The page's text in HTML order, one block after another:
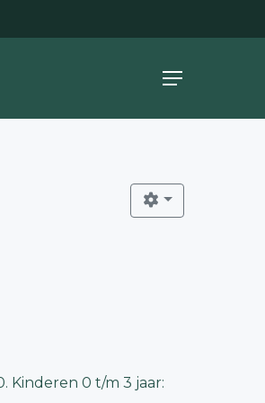
Menu
Kinderen 0 t/m 3 jaar: